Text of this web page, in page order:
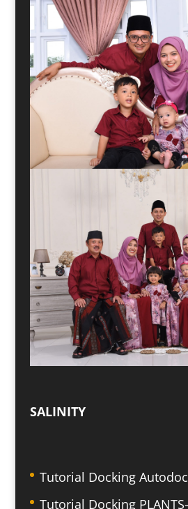
SALINITY
Tutorial Docking
Tutorial Docking